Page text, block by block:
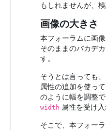
もしれませんが、
画像の大きさ
本フォーラムに画
そのままのバカデ
す。
そうとは言っても
属性の追加を使って
のように幅を調整
width 属性を受け入
そこで、本フォー